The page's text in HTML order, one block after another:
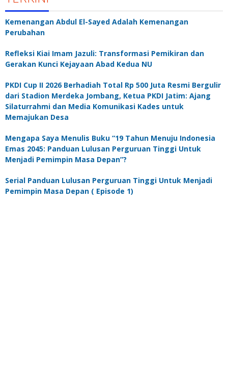
Kemenangan Abdul El-Sayed Adalah Kemenangan
Perubahan
Refleksi Kiai Imam Jazuli: Transformasi Pemikiran dan
Gerakan Kunci Kejayaan Abad Kedua NU
PKDI Cup II 2026 Berhadiah Total Rp 500 Juta Resmi Bergulir
dari Stadion Merdeka Jombang, Ketua PKDI Jatim: Ajang
Silaturrahmi dan Media Komunikasi Kades untuk
Memajukan Desa
Mengapa Saya Menulis Buku “19 Tahun Menuju Indonesia
Emas 2045: Panduan Lulusan Perguruan Tinggi Untuk
Menjadi Pemimpin Masa Depan”?
Serial Panduan Lulusan Perguruan Tinggi Untuk Menjadi
Pemimpin Masa Depan ( Episode 1)